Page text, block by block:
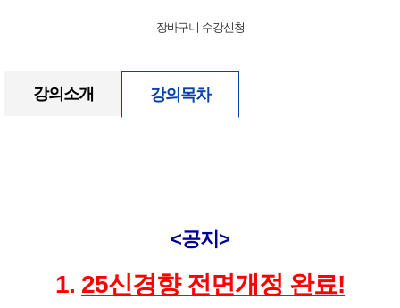
장바구니 수강신청
강의소개 강의목차
<공지>
1. 25신경향 전면개정 완료!